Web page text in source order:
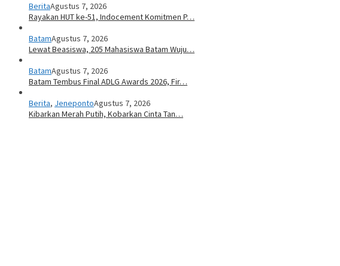
BeritaAgustus 7, 2026
Rayakan HUT ke-51, Indocement Komitmen P…
BatamAgustus 7, 2026
Lewat Beasiswa, 205 Mahasiswa Batam Wuju…
BatamAgustus 7, 2026
Batam Tembus Final ADLG Awards 2026, Fir…
Berita, JenepontoAgustus 7, 2026
Kibarkan Merah Putih, Kobarkan Cinta Tan…